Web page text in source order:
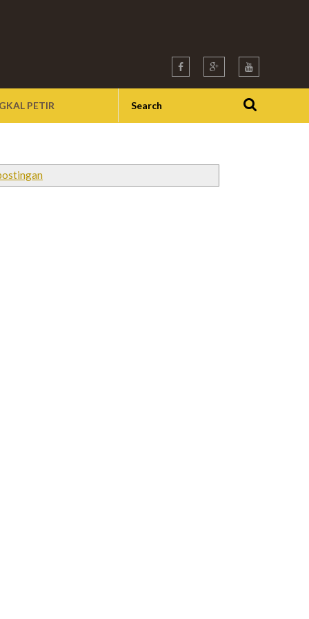
PETIR